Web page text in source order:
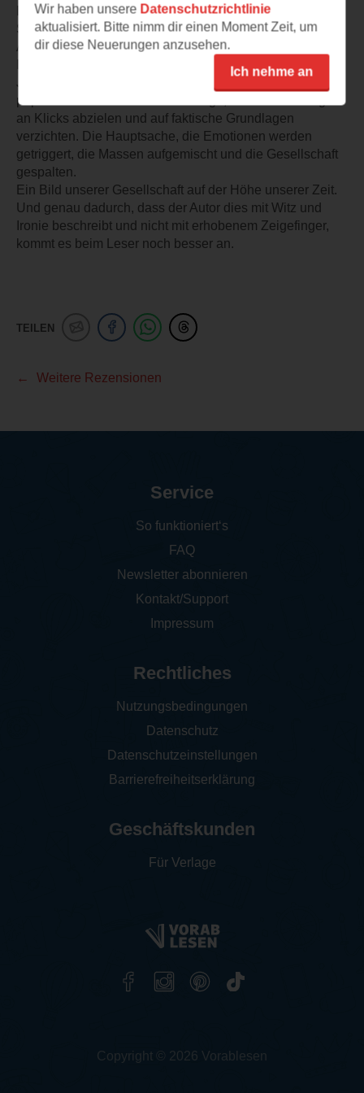
Entscheidungen sind, die dann einfach überhaupt keinen
Sinn mehr machen.
Aber auch der Wandel in unserer
Informationsbeschaffung wird gezeigt. Gut recherchierter
Journalismus, der abgelöst wird durch schnelle
populistische Sozial Media Beiträge, die auf die Menge
an Klicks abzielen und auf faktische Grundlagen
verzichten. Die Hauptsache, die Emotionen werden
getriggert, die Massen aufgemischt und die Gesellschaft
gespalten.
Ein Bild unserer Gesellschaft auf der Höhe unserer Zeit.
Und genau dadurch, dass der Autor dies mit Witz und
Ironie beschreibt und nicht mit erhobenem Zeigefinger,
kommt es beim Leser noch besser an.
TEILEN
Weitere Rezensionen
Wir haben unsere Datenschutzrichtlinie
aktualisiert. Bitte nimm dir einen Moment Zeit, um
dir diese Neuerungen anzusehen.
Ich nehme an
Service
So funktioniert‘s
FAQ
Newsletter abonnieren
Kontakt/Support
Impressum
Rechtliches
Nutzungsbedingungen
Datenschutz
Datenschutzeinstellungen
Barrierefreiheitserklärung
Geschäftskunden
Für Verlage
Copyright © 2026 Vorablesen